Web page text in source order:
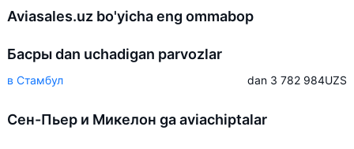
Aviasales.uz bo'yicha eng ommabop
Басры dan uchadigan parvozlar
в Стамбул dan 3 782 984UZS
Сен-Пьер и Микелон ga aviachiptalar